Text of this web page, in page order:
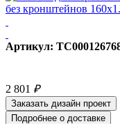
Артикул:
2 801 ₽
Заказать дизайн проект
Подробнее о доставке